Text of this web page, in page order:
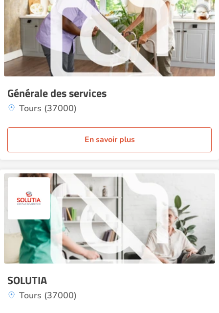
Générale des services
Tours (37000)
En savoir plus
SOLUTIA
Tours (37000)